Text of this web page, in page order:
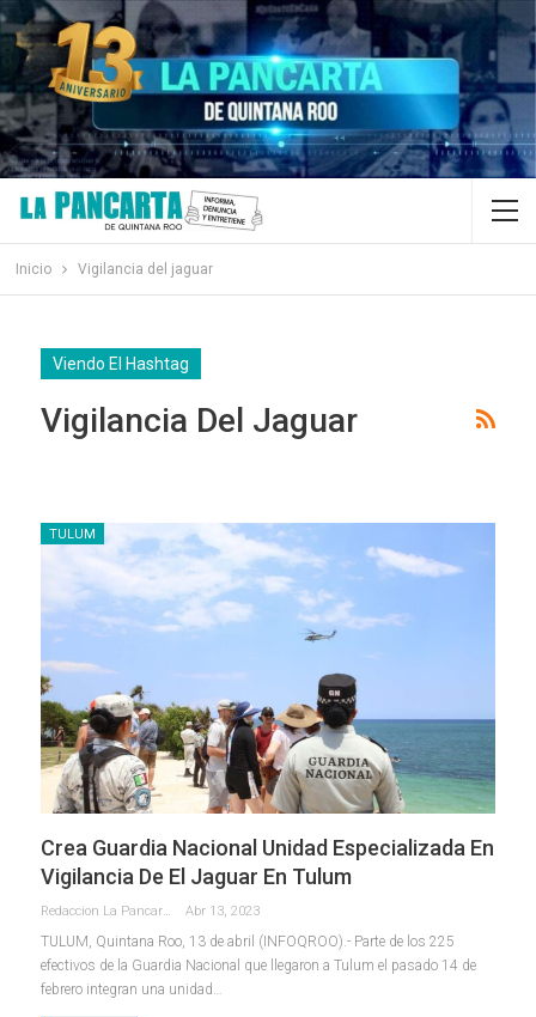
Inicio Vigilancia del jaguar
Viendo El Hashtag
Vigilancia Del Jaguar
TULUM
Crea Guardia Nacional Unidad Especializada En
Vigilancia De El Jaguar En Tulum
Redaccion La Pancarta De Quintana Roo Abr 13, 2023
TULUM, Quintana Roo, 13 de abril (INFOQROO).- Parte de los 225
efectivos de la Guardia Nacional que llegaron a Tulum el pasado 14 de
febrero integran una unidad…